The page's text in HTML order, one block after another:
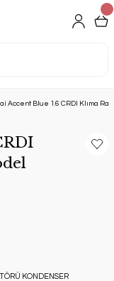
Accent Blue 1.6 CRDI Klıma
KONDENSER